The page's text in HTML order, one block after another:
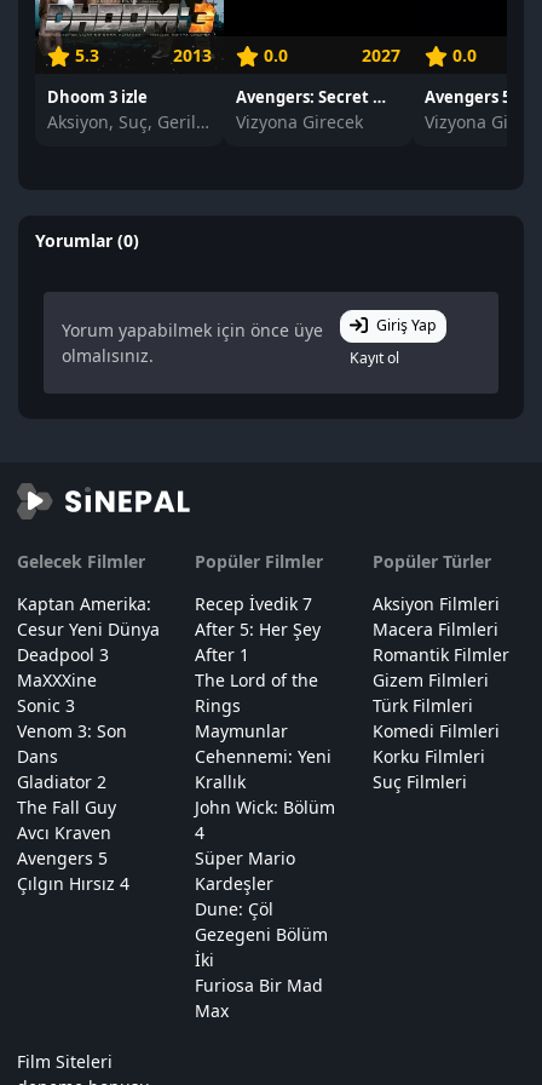
5.3 2013
Dhoom 3 izle
Aksiyon, Suç, Gerilim
0.0 2027
Avengers: Secret Wars izle
Vizyona Girecek
0.0
Avengers 5 izle
Vizyona
Yorumlar (0)
Yorum yapabilmek için önce üye
olmalısınız.
Giriş Yap
Kayıt ol
Gelecek Filmler
Kaptan Amerika:
Cesur Yeni Dünya
Deadpool 3
MaXXXine
Sonic 3
Venom 3: Son
Dans
Gladiator 2
The Fall Guy
Avcı Kraven
Avengers 5
Çılgın Hırsız 4
Popüler Filmler
Recep İvedik 7
After 5: Her Şey
After 1
The Lord of the
Rings
Maymunlar
Cehennemi: Yeni
Krallık
John Wick: Bölüm
4
Süper Mario
Kardeşler
Dune: Çöl
Gezegeni Bölüm
İki
Furiosa Bir Mad
Max
Popüler Türler
Aksiyon Filmleri
Macera Filmleri
Romantik Filmler
Gizem Filmleri
Türk Filmleri
Komedi Filmleri
Korku Filmleri
Suç Filmleri
Film Siteleri